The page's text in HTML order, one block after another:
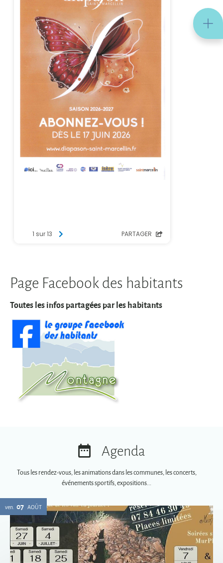
Toutes les infos partagées par les habitants
Agenda
Tous les rendez-vous, les animations dans les communes, les concerts,
Soirées spéciales MurPhy's